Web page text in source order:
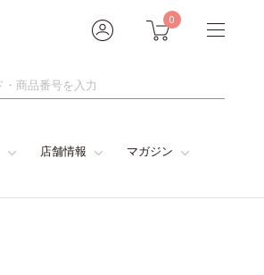
0
店舗情報 マガジン